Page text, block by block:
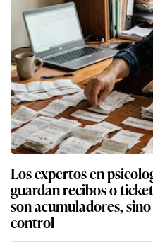
Los expertos en
guardan recibos o
son acumuladores,
control